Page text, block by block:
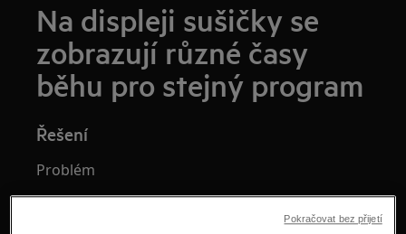
Na displeji sušičky se
zobrazují různé časy
běhu pro stejný program
Řešení
Problém
Pokračovat bez přijetí